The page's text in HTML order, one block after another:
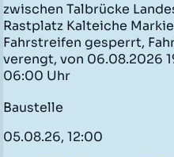
zwischen Talbrücke
Rastplatz Kalteiche
Fahrstreifen gesperrt,
verengt, von 06.08.2026
06:00 Uhr
Baustelle
05.08.26, 12:00